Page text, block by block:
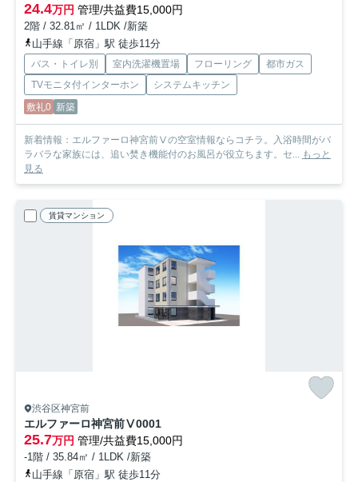
24.4万円 管理/共益費15,000円
2階 / 32.81㎡ / 1LDK /新築
山手線「原宿」駅 徒歩11分
バス・トイレ別 室内洗濯機置場 フローリング
都市ガス
TVモニタ付インターホン
システムキッチン
敷礼0 新築
新着情報：エルファーロ神宮前Ⅴの空室情報ならコチラ。入浴時間がバ
ラバラな家族には、追い焚き機能付のお風呂が役立ちます。セ... もっと
見る
賃貸マンション
渋谷区神宮前
エルファーロ神宮前Ⅴ0001
25.7万円 管理/共益費15,000円
-1階 / 35.84㎡ / 1LDK /新築
山手線「原宿」駅 徒歩11分